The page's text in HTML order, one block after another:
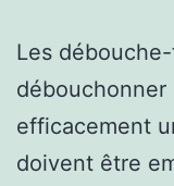
Les
efficacement
doivent être